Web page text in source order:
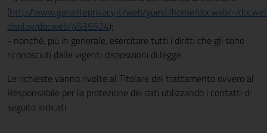
(http://www.garanteprivacy.it/web/guest/home/docweb/-/
display/docweb/4535524);
- nonché, più in generale, esercitare tutti i diritti che gli sono
riconosciuti dalle vigenti disposizioni di legge.
Le richieste vanno rivolte al Titolare del trattamento ovvero al
Responsabile per la protezione dei dati utilizzando i contatti di
seguito indicati.